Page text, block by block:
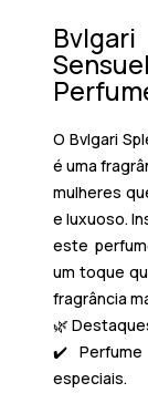
O Bvlgari
é uma
mulheres
e luxuoso.
este
um toque
fragrância
🌿
✔️ Perfume
especiais.